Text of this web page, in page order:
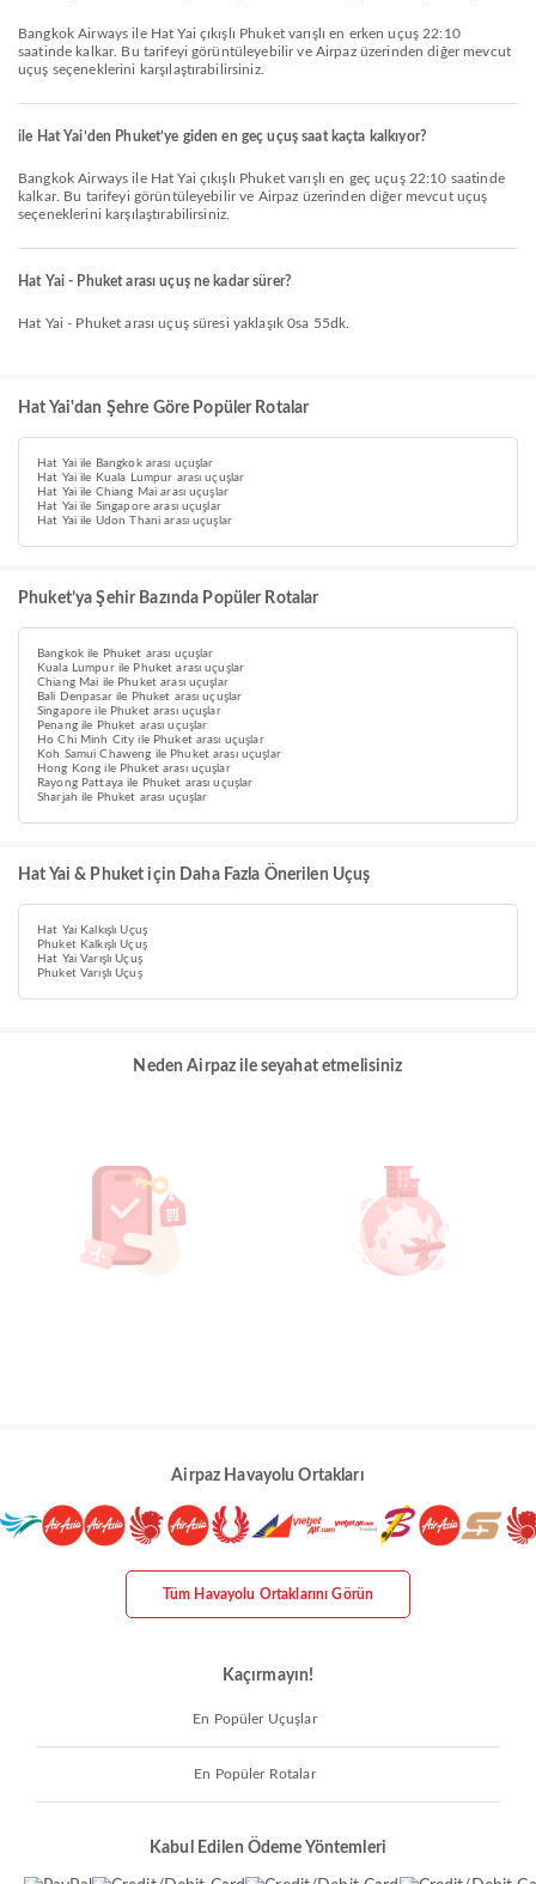
Bangkok Airways ile Hat Yai çıkışlı Phuket varışlı en erken uçuş 22:10
saatinde kalkar. Bu tarifeyi görüntüleyebilir ve Airpaz üzerinden diğer mevcut
uçuş seçeneklerini karşılaştırabilirsiniz.
ile Hat Yai’den Phuket’ye giden en geç uçuş saat kaçta kalkıyor?
Bangkok Airways ile Hat Yai çıkışlı Phuket varışlı en geç uçuş 22:10 saatinde
kalkar. Bu tarifeyi görüntüleyebilir ve Airpaz üzerinden diğer mevcut uçuş
seçeneklerini karşılaştırabilirsiniz.
Hat Yai - Phuket arası uçuş ne kadar sürer?
Hat Yai - Phuket arası uçuş süresi yaklaşık 0sa 55dk.
Hat Yai'dan Şehre Göre Popüler Rotalar
Hat Yai ile Bangkok arası uçuşlar
Hat Yai ile Kuala Lumpur arası uçuşlar
Hat Yai ile Chiang Mai arası uçuşlar
Hat Yai ile Singapore arası uçuşlar
Hat Yai ile Udon Thani arası uçuşlar
Phuket’ya Şehir Bazında Popüler Rotalar
Bangkok ile Phuket arası uçuşlar
Kuala Lumpur ile Phuket arası uçuşlar
Chiang Mai ile Phuket arası uçuşlar
Bali Denpasar ile Phuket arası uçuşlar
Singapore ile Phuket arası uçuşlar
Penang ile Phuket arası uçuşlar
Ho Chi Minh City ile Phuket arası uçuşlar
Koh Samui Chaweng ile Phuket arası uçuşlar
Hong Kong ile Phuket arası uçuşlar
Rayong Pattaya ile Phuket arası uçuşlar
Sharjah ile Phuket arası uçuşlar
Hat Yai & Phuket için Daha Fazla Önerilen Uçuş
Hat Yai Kalkışlı Uçuş
Phuket Kalkışlı Uçuş
Hat Yai Varışlı Uçuş
Phuket Varışlı Uçuş
Neden Airpaz ile seyahat etmelisiniz
Airpaz Havayolu Ortakları
Tüm Havayolu Ortaklarını Görün
Kaçırmayın!
En Popüler Uçuşlar
En Popüler Rotalar
Kabul Edilen Ödeme Yöntemleri